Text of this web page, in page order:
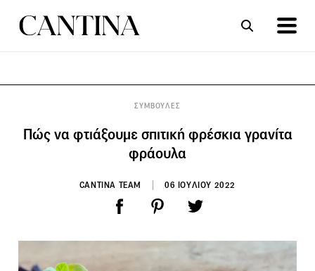
ΣΥΜΒΟΥΛΕΣ
Πώς να φτιάξουμε σπιτική φρέσκια γρανίτα
φράουλα
CANTINA TEAM 06 ΙΟΥΛΙΟΥ 2022